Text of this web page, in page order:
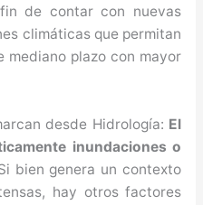
de contar con nuevas
climáticas que permitan
mediano plazo con mayor
desde Hidrología: El
inundaciones o
bien genera un contexto
hay otros factores